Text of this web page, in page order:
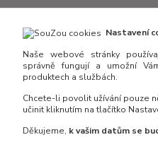
Není skladem?
Zeptejte se:
Nastavení
Naše webové stránky
správně fungují a umožní
produktech a službách.
Chcete-li povolit užívání pouze
učinit kliknutím na tlačítko
Děkujeme, k vašim datům se